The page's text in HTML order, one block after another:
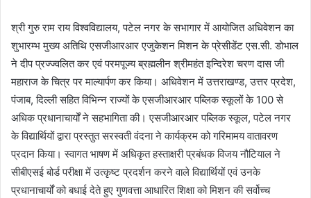
श्री गुरु राम राय विश्वविद्यालय, पटेल नगर के सभागार में आयोजित अधिवेशन का
शुभारम्भ मुख्य अतिथि एसजीआरआर एजुकेशन मिशन के प्रेसीडेंट एस.सी. डोभाल
ने दीप प्रज्ज्वलित कर एवं परमपूज्य ब्रह्मलीन श्रीमहंत इन्दिरेश चरण दास जी
महाराज के चित्र पर माल्यार्पण कर किया। अधिवेशन में उत्तराखण्ड, उत्तर प्रदेश,
पंजाब, दिल्ली सहित विभिन्न राज्यों के एसजीआरआर पब्लिक स्कूलों के 100 से
अधिक प्रधानाचार्यों ने सहभागिता की। एसजीआरआर पब्लिक स्कूल, पटेल नगर
के विद्यार्थियों द्वारा प्रस्तुत सरस्वती वंदना ने कार्यक्रम को गरिमामय वातावरण
प्रदान किया। स्वागत भाषण में अधिकृत हस्ताक्षरी प्रबंधक विजय नौटियाल ने
सीबीएसई बोर्ड परीक्षा में उत्कृष्ट प्रदर्शन करने वाले विद्यार्थियों एवं उनके
प्रधानाचार्यों को बधाई देते हुए गुणवत्ता आधारित शिक्षा को मिशन की सर्वोच्च